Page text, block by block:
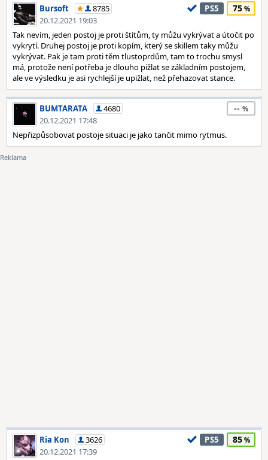
Bursoft
8785
20.12.2021 19:03
PS5 75
Tak nevím, jeden postoj je proti štítům, ty můžu vykrývat a útočit po
vykrytí. Druhej postoj je proti kopím, který se skillem taky můžu
vykrývat. Pak je tam proti těm tlustoprdům, tam to trochu smysl
má, protože není potřeba je dlouho pižlat se základním postojem,
ale ve výsledku je asi rychlejší je upižlat, než přehazovat stance.
BUMTARATA
4680
20.12.2021 17:48
--
Nepřizpůsobovat postoje situaci je jako tančit mimo rytmus.
Ria Kon
3626
20.12.2021 17:39
PS5 85